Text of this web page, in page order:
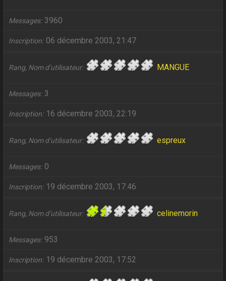
Messages 3960
Inscription 06 décembre 2003, 21:47
Rang, Nom d’utilisateur MANGUE
Messages 3
Inscription 16 décembre 2003, 22:19
Rang, Nom d’utilisateur espreux
Messages 0
Inscription 19 décembre 2003, 17:46
Rang, Nom d’utilisateur celinemorin
Messages 953
Inscription 19 décembre 2003, 17:52